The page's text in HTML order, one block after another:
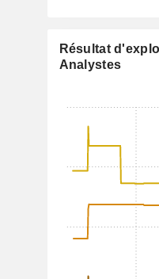
Résultat
Analystes